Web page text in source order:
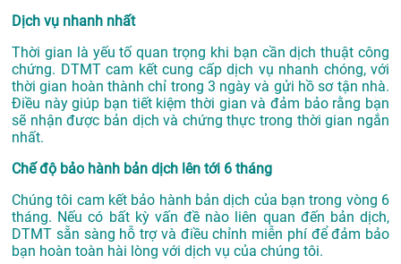
Dịch vụ nhanh nhất
Thời gian là yếu tố quan trọng khi bạn cần dịch thuật công
chứng. DTMT cam kết cung cấp dịch vụ nhanh chóng, với
thời gian hoàn thành chỉ trong 3 ngày và gửi hồ sơ tận nhà.
Điều này giúp bạn tiết kiệm thời gian và đảm bảo rằng bạn
sẽ nhận được bản dịch và chứng thực trong thời gian ngắn
nhất.
Chế độ bảo hành bản dịch lên tới 6 tháng
Chúng tôi cam kết bảo hành bản dịch của bạn trong vòng 6
tháng. Nếu có bất kỳ vấn đề nào liên quan đến bản dịch,
DTMT sẵn sàng hỗ trợ và điều chỉnh miễn phí để đảm bảo
bạn hoàn toàn hài lòng với dịch vụ của chúng tôi.